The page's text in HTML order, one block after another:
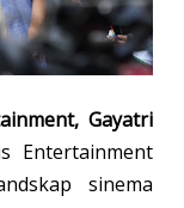
Gayatri
Entertainment
sinema